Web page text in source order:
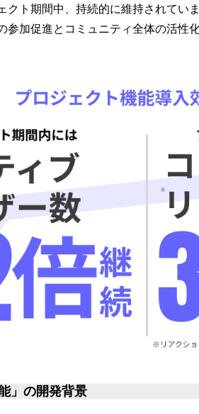
クト期間中、持続的に維持されてい
参加促進とコミュニティ全体の活性
」の開発背景